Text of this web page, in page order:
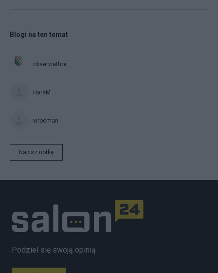
Blogi na ten temat
obserwathor
HareM
wrocman
Napisz notkę
Podziel się swoją opinią